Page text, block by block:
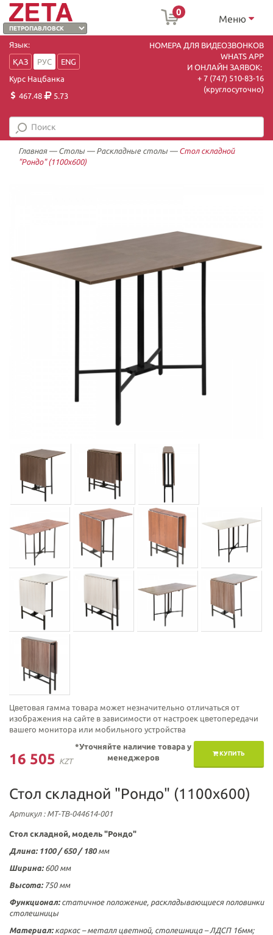
0
Меню
Язык:
ҚАЗ
РУС
ENG
Курс Нацбанка
467.48
5.73
НОМЕРА ДЛЯ ВИДЕОЗВОНКОВ
WHATS APP
И ОНЛАЙН ЗАЯВОК:
+ 7 (747) 510-83-16
(круглосуточно)
Главная— Столы — Раскладные столы — Стол складной
"Рондо" (1100х600)
Цветовая гамма товара может незначительно отличаться от
изображения на сайте в зависимости от настроек цветопередачи
вашего монитора или мобильного устройства
16 505 KZT
КУПИТЬ
*Уточняйте наличие товара у
менеджеров
Стол складной "Рондо" (1100х600)
Артикул: МТ-ТВ-044614-001
Стол складной, модель "Рондо"
Длина: 1100 /650 / 180мм
Ширина: 600 мм
Высота:750 мм
Функционал: статичное положение, раскладывающиеся половинки
столешницы
Материал:каркас – металл цветной, столешница – ЛДСП 16мм;